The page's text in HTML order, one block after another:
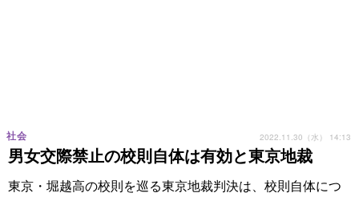
男女交際禁止の校則自体は有効と東京地裁
社会 2022.11.30（水） 14:13
東京・堀越高の校則を巡る東京地裁判決は、校則自体につ